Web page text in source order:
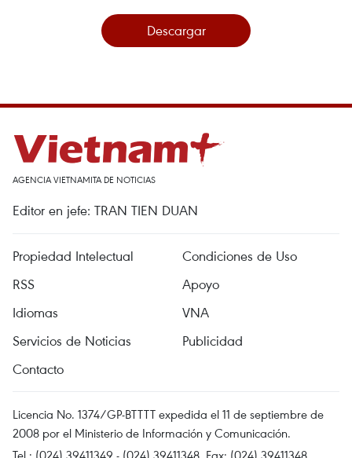
Descargar
AGENCIA VIETNAMITA DE NOTICIAS
Editor en jefe: TRAN TIEN DUAN
Propiedad Intelectual
Condiciones de Uso
RSS
Apoyo
Idiomas
VNA
Servicios de Noticias
Publicidad
Contacto
Licencia No. 1374/GP-BTTTT expedida el 11 de septiembre de
2008 por el Ministerio de Información y Comunicación.